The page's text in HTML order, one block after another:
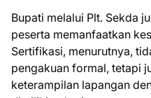
Bupati melalui Plt. Sekda
peserta memanfaatkan
Sertifikasi, menurutnya,
pengakuan formal, tetapi
keterampilan lapangan